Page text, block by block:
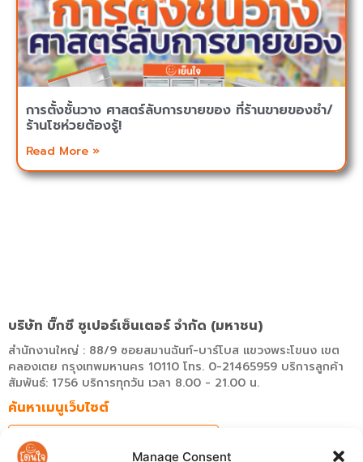
Manage Consent
การตั้งชั้นวาง ศาสตร์ลับการขายของ ที่ร้านขายของชำ/
ร้านโชห่วยต้องรู้!
Read More »
บริษัท บิ๊กซี ซูเปอร์เซ็นเตอร์ จำกัด (มหาชน)
สำนักงานใหญ่ : 88/9 ซอยสมานฉันท์-บาร์โบส แขวงพระโขนง เขต
คลองเตย กรุงเทพมหานคร 10110 โทร. 0-21465959 บริการลูกค้า
สัมพันธ์: 1756 บริการทุกวัน เวลา 8.00 - 21.00 น.
ค้นหาเมนูเว็บไซต์